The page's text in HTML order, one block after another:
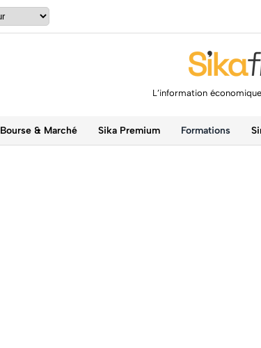
L’information
Bourse & Marché Sika Premium Formations